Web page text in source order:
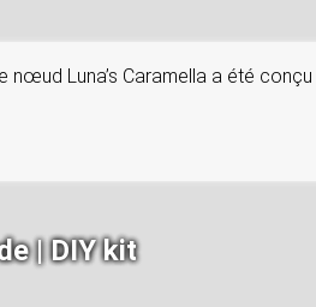
Luna’s Caramella a été
| DIY kit